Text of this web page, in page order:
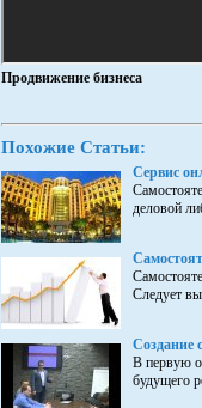
Продвижение бизнеса
Похожие Статьи:
Сервис
деловой
Следует
Создание
В первую
будущего